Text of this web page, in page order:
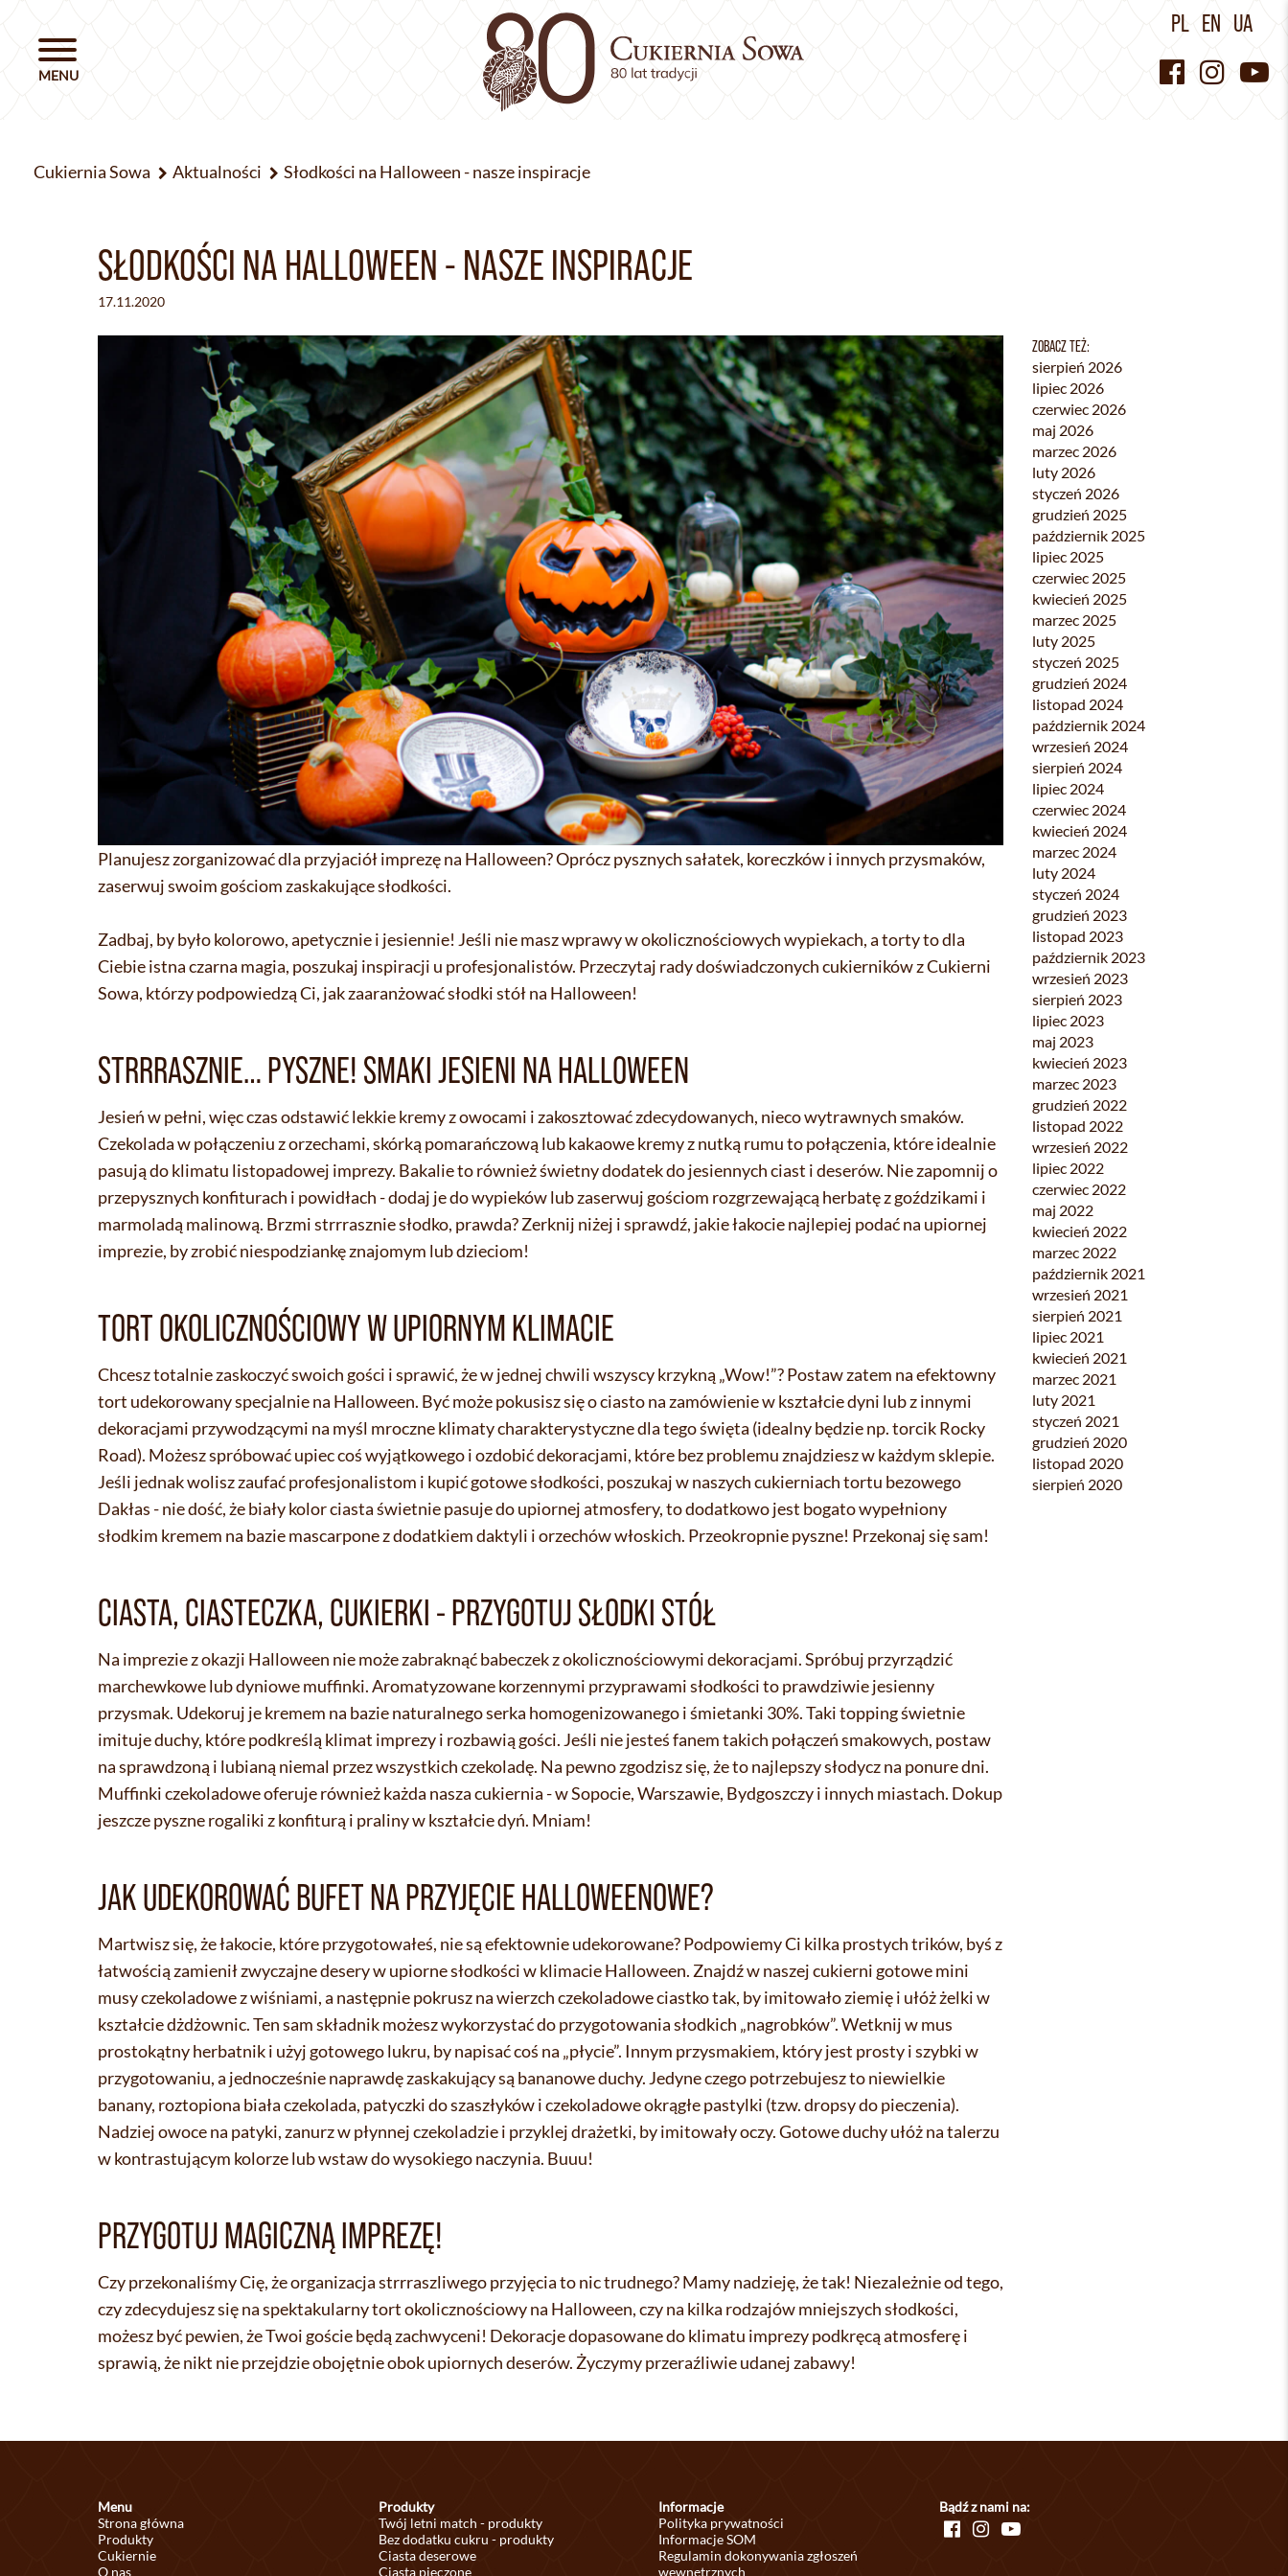
PL EN UA
Cukiernia Sowa Aktualności Słodkości na Halloween - nasze inspiracje
SŁODKOŚCI NA HALLOWEEN - NASZE INSPIRACJE
17.11.2020
Planujesz zorganizować dla przyjaciół imprezę na Halloween? Oprócz pysznych sałatek, koreczków i innych przysmaków,
zaserwuj swoim gościom zaskakujące słodkości.
Zadbaj, by było kolorowo, apetycznie i jesiennie! Jeśli nie masz wprawy w okolicznościowych wypiekach, a torty to dla
Ciebie istna czarna magia, poszukaj inspiracji u profesjonalistów. Przeczytaj rady doświadczonych cukierników z Cukierni
Sowa, którzy podpowiedzą Ci, jak zaaranżować słodki stół na Halloween!
STRRRASZNIE… PYSZNE! SMAKI JESIENI NA HALLOWEEN
Jesień w pełni, więc czas odstawić lekkie kremy z owocami i zakosztować zdecydowanych, nieco wytrawnych smaków.
Czekolada w połączeniu z orzechami, skórką pomarańczową lub kakaowe kremy z nutką rumu to połączenia, które idealnie
pasują do klimatu listopadowej imprezy. Bakalie to również świetny dodatek do jesiennych ciast i deserów. Nie zapomnij o
przepysznych konfiturach i powidłach - dodaj je do wypieków lub zaserwuj gościom rozgrzewającą herbatę z goździkami i
marmoladą malinową. Brzmi strrrasznie słodko, prawda? Zerknij niżej i sprawdź, jakie łakocie najlepiej podać na upiornej
imprezie, by zrobić niespodziankę znajomym lub dzieciom!
TORT OKOLICZNOŚCIOWY W UPIORNYM KLIMACIE
Chcesz totalnie zaskoczyć swoich gości i sprawić, że w jednej chwili wszyscy krzykną „Wow!”? Postaw zatem na efektowny
tort udekorowany specjalnie na Halloween. Być może pokusisz się o ciasto na zamówienie w kształcie dyni lub z innymi
dekoracjami przywodzącymi na myśl mroczne klimaty charakterystyczne dla tego święta (idealny będzie np. torcik Rocky
Road). Możesz spróbować upiec coś wyjątkowego i ozdobić dekoracjami, które bez problemu znajdziesz w każdym sklepie.
Jeśli jednak wolisz zaufać profesjonalistom i kupić gotowe słodkości, poszukaj w naszych cukierniach tortu bezowego
Dakłas - nie dość, że biały kolor ciasta świetnie pasuje do upiornej atmosfery, to dodatkowo jest bogato wypełniony
słodkim kremem na bazie mascarpone z dodatkiem daktyli i orzechów włoskich. Przeokropnie pyszne! Przekonaj się sam!
CIASTA, CIASTECZKA, CUKIERKI - PRZYGOTUJ SŁODKI STÓŁ
Na imprezie z okazji Halloween nie może zabraknąć babeczek z okolicznościowymi dekoracjami. Spróbuj przyrządzić
marchewkowe lub dyniowe muffinki. Aromatyzowane korzennymi przyprawami słodkości to prawdziwie jesienny
przysmak. Udekoruj je kremem na bazie naturalnego serka homogenizowanego i śmietanki 30%. Taki topping świetnie
imituje duchy, które podkreślą klimat imprezy i rozbawią gości. Jeśli nie jesteś fanem takich połączeń smakowych, postaw
na sprawdzoną i lubianą niemal przez wszystkich czekoladę. Na pewno zgodzisz się, że to najlepszy słodycz na ponure dni.
Muffinki czekoladowe oferuje również każda nasza cukiernia - w Sopocie, Warszawie, Bydgoszczy i innych miastach. Dokup
jeszcze pyszne rogaliki z konfiturą i praliny w kształcie dyń. Mniam!
JAK UDEKOROWAĆ BUFET NA PRZYJĘCIE HALLOWEENOWE?
Martwisz się, że łakocie, które przygotowałeś, nie są efektownie udekorowane? Podpowiemy Ci kilka prostych trików, byś z
łatwością zamienił zwyczajne desery w upiorne słodkości w klimacie Halloween. Znajdź w naszej cukierni gotowe mini
musy czekoladowe z wiśniami, a następnie pokrusz na wierzch czekoladowe ciastko tak, by imitowało ziemię i ułóż żelki w
kształcie dżdżownic. Ten sam składnik możesz wykorzystać do przygotowania słodkich „nagrobków”. Wetknij w mus
prostokątny herbatnik i użyj gotowego lukru, by napisać coś na „płycie”. Innym przysmakiem, który jest prosty i szybki w
przygotowaniu, a jednocześnie naprawdę zaskakujący są bananowe duchy. Jedyne czego potrzebujesz to niewielkie
banany, roztopiona biała czekolada, patyczki do szaszłyków i czekoladowe okrągłe pastylki (tzw. dropsy do pieczenia).
Nadziej owoce na patyki, zanurz w płynnej czekoladzie i przyklej drażetki, by imitowały oczy. Gotowe duchy ułóż na talerzu
w kontrastującym kolorze lub wstaw do wysokiego naczynia. Buuu!
PRZYGOTUJ MAGICZNĄ IMPREZĘ!
Czy przekonaliśmy Cię, że organizacja strrraszliwego przyjęcia to nic trudnego? Mamy nadzieję, że tak! Niezależnie od tego,
czy zdecydujesz się na spektakularny tort okolicznościowy na Halloween, czy na kilka rodzajów mniejszych słodkości,
możesz być pewien, że Twoi goście będą zachwyceni! Dekoracje dopasowane do klimatu imprezy podkręcą atmosferę i
sprawią, że nikt nie przejdzie obojętnie obok upiornych deserów. Życzymy przeraźliwie udanej zabawy!
ZOBACZ TEŻ:
sierpień 2026
lipiec 2026
czerwiec 2026
maj 2026
marzec 2026
luty 2026
styczeń 2026
grudzień 2025
październik 2025
lipiec 2025
czerwiec 2025
kwiecień 2025
marzec 2025
luty 2025
styczeń 2025
grudzień 2024
listopad 2024
październik 2024
wrzesień 2024
sierpień 2024
lipiec 2024
czerwiec 2024
kwiecień 2024
marzec 2024
luty 2024
styczeń 2024
grudzień 2023
listopad 2023
październik 2023
wrzesień 2023
sierpień 2023
lipiec 2023
maj 2023
kwiecień 2023
marzec 2023
grudzień 2022
listopad 2022
wrzesień 2022
lipiec 2022
czerwiec 2022
maj 2022
kwiecień 2022
marzec 2022
październik 2021
wrzesień 2021
sierpień 2021
lipiec 2021
kwiecień 2021
marzec 2021
luty 2021
styczeń 2021
grudzień 2020
listopad 2020
sierpień 2020
Menu
Strona główna
Produkty
Cukiernie
O nas
Produkty
Twój letni match - produkty
Bez dodatku cukru - produkty
Ciasta deserowe
Ciasta pieczone
Informacje
Polityka prywatności
Informacje SOM
Regulamin dokonywania zgłoszeń
wewnętrznych
Bądź z nami na: